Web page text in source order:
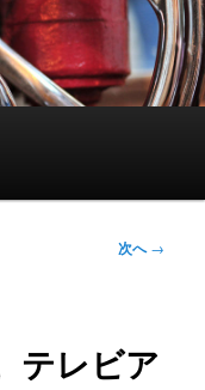
次へ→
テレビア